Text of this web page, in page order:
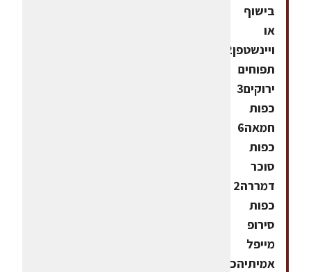
בישוף
או
ויינשטפן2
תפוחים
ירוקים3
כפות
חמאה6
כפות
סוכר
דמררה2
כפות
סירופ
מייפל
אמיתיהכנהאת